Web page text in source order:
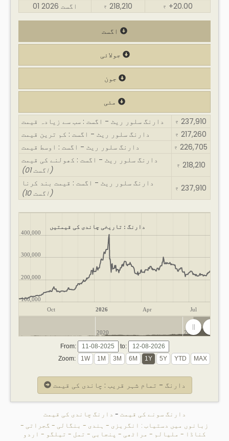
01 اگست 2026
₹ 218,210 ₹ +20.00
دارنگ سلور ریٹ - اگست : سب سے زیادہ قیمت
₹ 237,910
دارنگ سلور ریٹ - اگست : کم ترین قیمت
₹ 217,260
دارنگ سلور ریٹ - اگست : اوسط قیمت
₹ 226,705
دارنگ سلور ریٹ - اگست : کھولنے کی قیمت
(01 اگست)
₹ 218,210
دارنگ سلور ریٹ - اگست : قیمت بند کرنا
(10 اگست)
₹ 237,910
دارنگ : تاریخی چاندی کی قیمتیں
Oct 2026 Apr Jul
100,000
200,000
300,000
400,000
2020 2025
From:
to:
Zoom:
دارنگ - تمام شہر قریب : چاندی کی قیمت
دارنگ سونے کی قیمت - دارنگ چاندی کی قیمت
زبانوں میں دستیاب : انگریزی - ہندی - بنگالی - گجراتی -
کناڈا - ملیالم - مراٹھی - پنجابی - تمل - تیلگو - اردو